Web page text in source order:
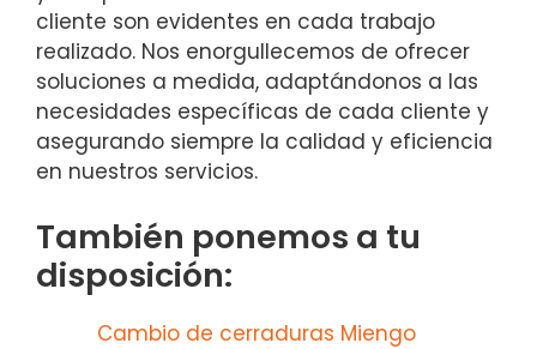
cliente son evidentes en cada trabajo
realizado. Nos enorgullecemos de ofrecer
soluciones a medida, adaptándonos a las
necesidades específicas de cada cliente y
asegurando siempre la calidad y eficiencia
en nuestros servicios.
También ponemos a tu
disposición:
Cambio de cerraduras Miengo